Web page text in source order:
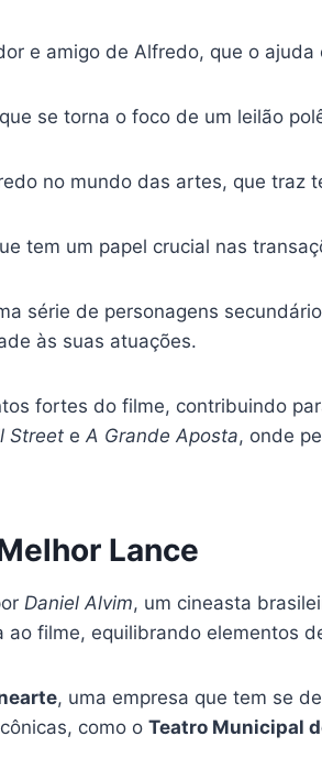
e amigo de Alfredo, que o ajuda
se torna o foco de um leilão
no mundo das artes, que traz
tem um papel crucial nas
série de personagens
às suas atuações.
fortes do filme, contribuindo
Street e A Grande Aposta, onde
Lance
Daniel Alvim, um cineasta
filme, equilibrando elementos
, uma empresa que tem se
como o Teatro Municipal